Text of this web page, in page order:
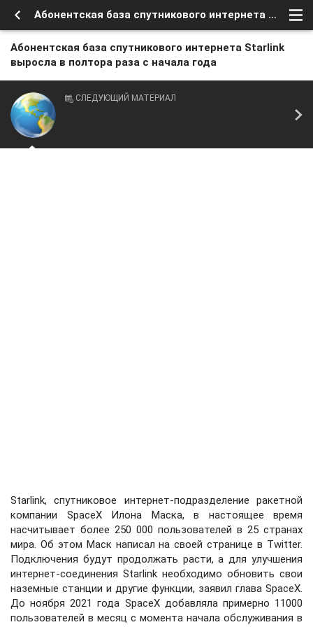
Абонентская база спутникового интернета Starlink выросла в полтора раза с начала года
Абонентская база спутникового интернета Starlink
выросла в полтора раза с начала года
СЛЕДУЮЩИЙ МАТЕРИАЛ
Starlink, спутниковое интернет-подразделение ракетной
компании SpaceX Илона Маска, в настоящее время
насчитывает более 250 000 пользователей в 25 странах
мира. Об этом Маск написал на своей странице в Twitter.
Подключения будут продолжать расти, а для улучшения
интернет-соединения Starlink необходимо обновить свои
наземные станции и другие функции, заявил глава SpaceX.
До ноября 2021 года SpaceX добавляла примерно 11000
пользователей в месяц с момента начала обслуживания в